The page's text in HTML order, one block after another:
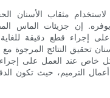
لاستخدام مثقاب الأسنان
إن جزيئات الماس
على إجراء قطع دقيقة
تحقيق النتائج
خاص عند العمل على
الترميم، حيث تكون